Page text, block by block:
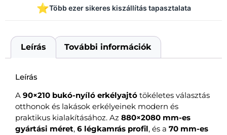
⭐Több ezer sikeres kiszállítás tapasztalata
Leírás További információk
Leírás
A 90×210 bukó-nyíló erkélyajtó tökéletes választás
otthonok és lakások erkélyeinek modern és
praktikus kialakításához. Az 880×2080 mm-es
gyártási méret, 6 légkamrás profil, és a 70 mm-es